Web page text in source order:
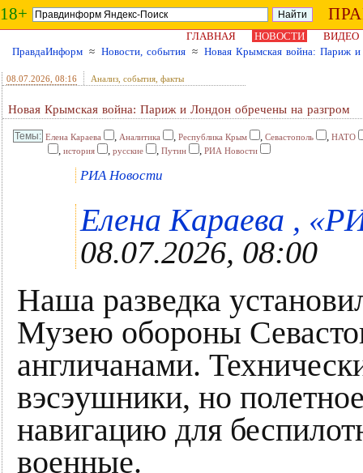
18+
ГЛАВНАЯ НОВОСТИ
ВИДЕО
ПравдаИнформ ≈ Новости, события ≈ Новая Крымская война: Париж
08.07.2026 , 08:16 Анализ, события, факты
Новая Крымская война: Париж и Лондон обречены на разгром
Елена Караева , Аналитика , Республика Крым , Севастополь , НАТО
, история , русские , Путин , РИА Новости
РИА Новости
Елена Караева ,
08.07.2026, 08:00
Наша разведка
Музею обороны
англичанами.
вэсэушники, но
навигацию для
военные.